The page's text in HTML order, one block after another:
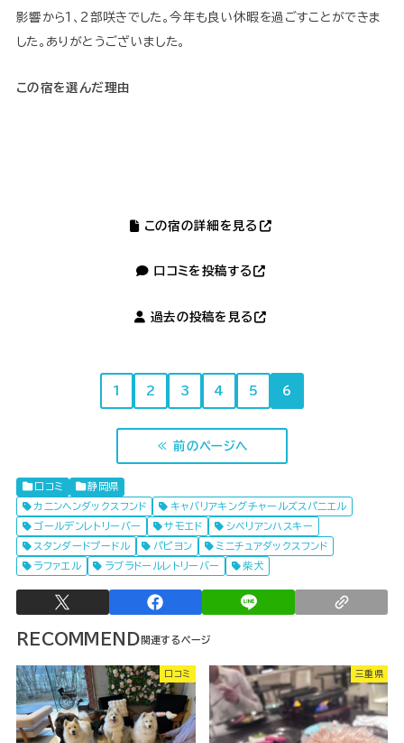
影響から1、2部咲きでした。今年も良い休暇を過ごすことができま
した。ありがとうございました。
この宿を選んだ理由
この宿の詳細を見る
口コミを投稿する
過去の投稿を見る
1 2 3 4 5 6
≪ 前のページへ
口コミ
静岡県
カニンヘンダックスフンド
キャバリアキングチャールズスパニエル
ゴールデンレトリーバー
サモエド
シベリアンハスキー
スタンダードプードル
パピヨン
ミニチュアダックスフンド
ラファエル
ラブラドールレトリーバー 柴犬
RECOMMEND
口コミ 三重県